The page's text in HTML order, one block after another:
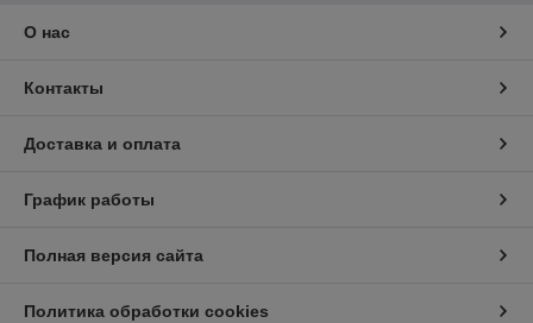
О нас
Контакты
Доставка и оплата
График работы
Полная версия сайта
Политика обработки cookies